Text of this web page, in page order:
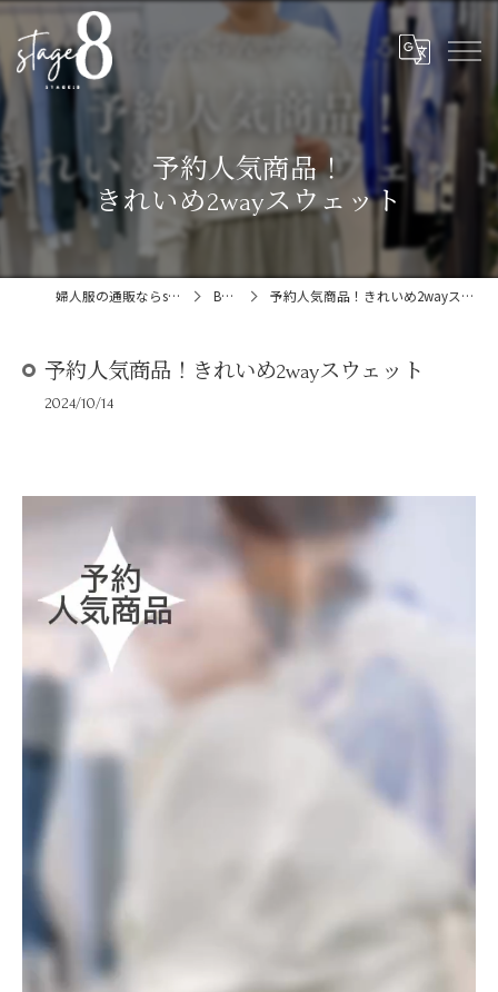
予約人気商品！
きれいめ2wayスウェット
婦人服の通販ならstage:8 Blog 予約人気商品！きれいめ2wayスウェット
予約人気商品！きれいめ2wayスウェット
2024/10/14